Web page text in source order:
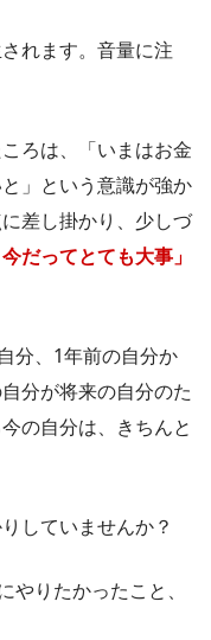
れます。音量に注
ろは、「いまはお金
」という意識が強か
差し掛かり、少しづ
だってとても大事」
分、1年前の自分か
分が将来の自分のた
の自分は、きちんと
していませんか？
りたかったこと、